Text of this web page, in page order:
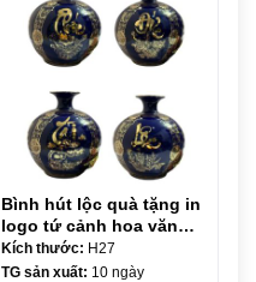
Bình hút lộc quà tặng in
logo tứ cảnh hoa văn
vàng kim 30cm KQ-
BHL10
Kích thước: H27
TG sản xuất: 10 ngày